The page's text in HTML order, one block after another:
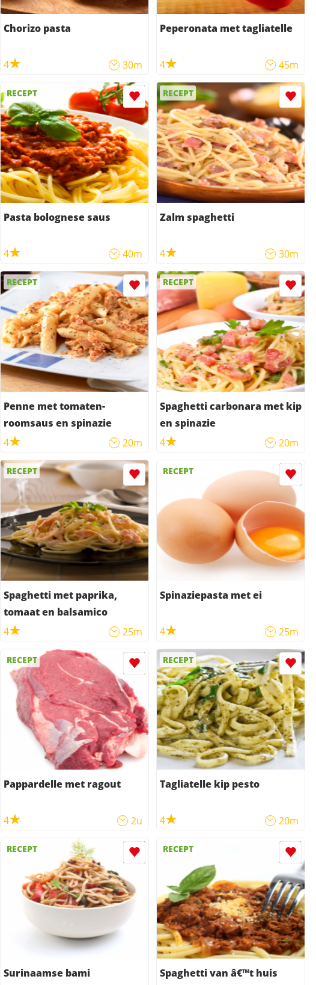
Chorizo pasta
4 30m
Peperonata met tagliatelle
4 45m
RECEPT
Pasta bolognese saus
4 40m
RECEPT
Zalm spaghetti
4 30m
RECEPT
Penne met tomaten-
roomsaus en spinazie
4
20m
RECEPT
Spaghetti carbonara met kip
en spinazie
4
20m
RECEPT
Spaghetti met paprika,
tomaat en balsamico
4
25m
RECEPT
Spinaziepasta met ei
4 25m
RECEPT
Pappardelle met ragout
4 2u
RECEPT
Tagliatelle kip pesto
4 20m
RECEPT
Surinaamse bami
RECEPT
Spaghetti van â€™t huis